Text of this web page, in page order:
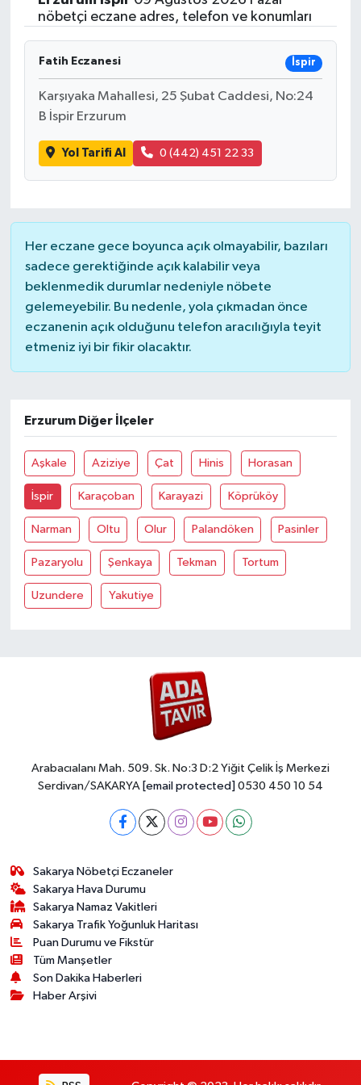
nöbetçi eczane adres, telefon ve konumları
Fatih Eczanesi İspir
Karşıyaka Mahallesi, 25 Şubat Caddesi, No:24
B İspir Erzurum
Yol Tarifi Al 0 (442) 451 22 33
Her eczane gece boyunca açık olmayabilir, bazıları
sadece gerektiğinde açık kalabilir veya
beklenmedik durumlar nedeniyle nöbete
gelemeyebilir. Bu nedenle, yola çıkmadan önce
eczanenin açık olduğunu telefon aracılığıyla teyit
etmeniz iyi bir fikir olacaktır.
Erzurum Diğer İlçeler
Aşkale Aziziye Çat Hinis Horasan
İspir Karaçoban Karayazi Köprüköy
Narman Oltu Olur Palandöken Pasinler
Pazaryolu Şenkaya Tekman Tortum
Uzundere Yakutiye
Arabacıalanı Mah. 509. Sk. No:3 D:2 Yiğit Çelik İş Merkezi
Serdivan/SAKARYA [email protected] 0530 450 10 54
Sakarya Nöbetçi Eczaneler
Sakarya Hava Durumu
Sakarya Namaz Vakitleri
Sakarya Trafik Yoğunluk Haritası
Puan Durumu ve Fikstür
Tüm Manşetler
Son Dakika Haberleri
Haber Arşivi